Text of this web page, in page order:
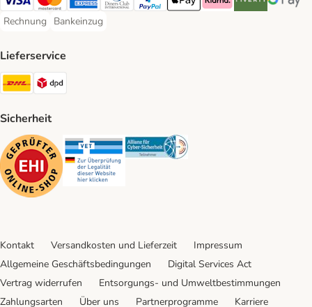
Visa Payment Method
Mastercard Payment Method
American Express Payment Method
Diners Club Payment Method
PayPal Payment Method
Apple Pay Payment Method
Klarna Payment Method
Riverty Payment
Google
Rechnung
Rechnung Payment Method
Bankeinzug
Bankeinzug Payment Method
Lieferservice
DHL Shipping Method
Sicherheit
Security Security Security
Kontakt Versandkosten und Lieferzeit
Impressum
Allgemeine Geschäftsbedingungen
Digital Services Act
Vertrag widerrufen
Entsorgungs- und Umweltbestimmungen
Zahlungsarten
Über uns Partnerprogramme Karriere